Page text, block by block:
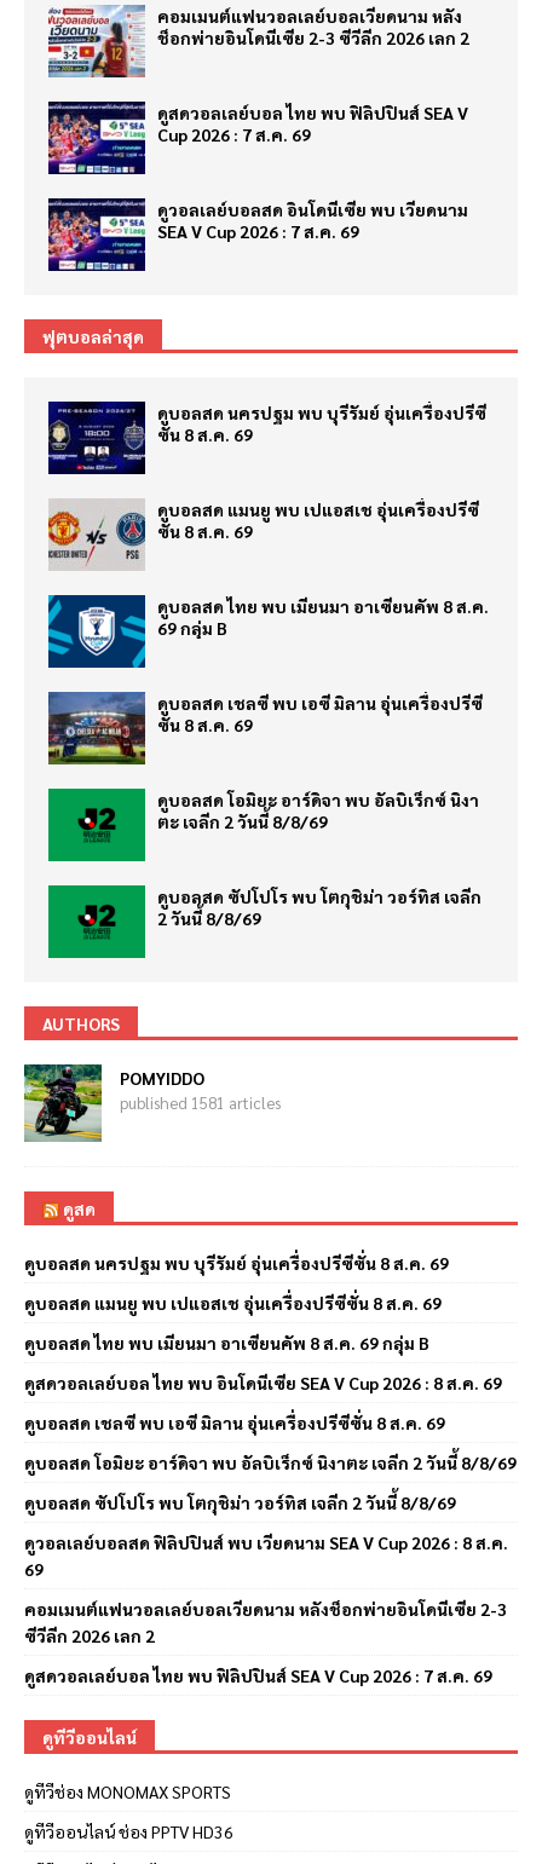
คอมเมนต์แฟนวอลเลย์บอลเวียดนาม หลัง
ช็อกพ่ายอินโดนีเซีย 2-3 ซีวีลีก 2026 เลก 2
ดูสดวอลเลย์บอล ไทย พบ ฟิลิปปินส์ SEA V
Cup 2026 : 7 ส.ค. 69
ดูวอลเลย์บอลสด อินโดนีเซีย พบ เวียดนาม
SEA V Cup 2026 : 7 ส.ค. 69
ฟุตบอลล่าสุด
ดูบอลสด นครปฐม พบ บุรีรัมย์ อุ่นเครื่องปรีซี
ซั่น 8 ส.ค. 69
ดูบอลสด แมนยู พบ เปแอสเช อุ่นเครื่องปรีซี
ซั่น 8 ส.ค. 69
ดูบอลสด ไทย พบ เมียนมา อาเซียนคัพ 8 ส.ค.
69 กลุ่ม B
ดูบอลสด เชลซี พบ เอซี มิลาน อุ่นเครื่องปรีซี
ซั่น 8 ส.ค. 69
ดูบอลสด โอมิยะ อาร์ดิจา พบ อัลบิเร็กซ์ นิงา
ตะ เจลีก 2 วันนี้ 8/8/69
ดูบอลสด ซัปโปโร พบ โตกุชิม่า วอร์ทิส เจลีก
2 วันนี้ 8/8/69
AUTHORS
POMYIDDO
published 1581 articles
ดูสด
ดูบอลสด นครปฐม พบ บุรีรัมย์ อุ่นเครื่องปรีซีซั่น 8 ส.ค. 69
ดูบอลสด แมนยู พบ เปแอสเช อุ่นเครื่องปรีซีซั่น 8 ส.ค. 69
ดูบอลสด ไทย พบ เมียนมา อาเซียนคัพ 8 ส.ค. 69 กลุ่ม B
ดูสดวอลเลย์บอล ไทย พบ อินโดนีเซีย SEA V Cup 2026 : 8 ส.ค. 69
ดูบอลสด เชลซี พบ เอซี มิลาน อุ่นเครื่องปรีซีซั่น 8 ส.ค. 69
ดูบอลสด โอมิยะ อาร์ดิจา พบ อัลบิเร็กซ์ นิงาตะ เจลีก 2 วันนี้ 8/8/69
ดูบอลสด ซัปโปโร พบ โตกุชิม่า วอร์ทิส เจลีก 2 วันนี้ 8/8/69
ดูวอลเลย์บอลสด ฟิลิปปินส์ พบ เวียดนาม SEA V Cup 2026 : 8 ส.ค.
69
คอมเมนต์แฟนวอลเลย์บอลเวียดนาม หลังช็อกพ่ายอินโดนีเซีย 2-3
ซีวีลีก 2026 เลก 2
ดูสดวอลเลย์บอล ไทย พบ ฟิลิปปินส์ SEA V Cup 2026 : 7 ส.ค. 69
ดูทีวีออนไลน์
ดูทีวีช่อง MONOMAX SPORTS
ดูทีวีออนไลน์ ช่อง PPTV HD36